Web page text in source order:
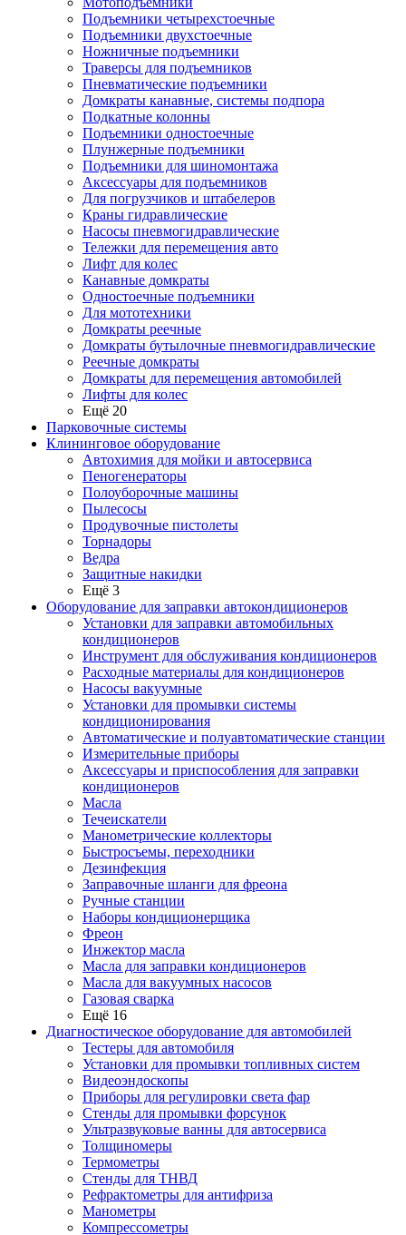
Подъемники четырехстоечные
Подъемники двухстоечные
Ножничные подъемники
Траверсы для подъемников
Пневматические подъемники
Домкраты канавные, системы подпора
Подкатные колонны
Подъемники одностоечные
Плунжерные подъемники
Подъемники для шиномонтажа
Аксессуары для подъемников
Для погрузчиков и штабелеров
Краны гидравлические
Насосы пневмогидравлические
Тележки для перемещения авто
Лифт для колес
Канавные домкраты
Одностоечные подъемники
Для мототехники
Домкраты реечные
Домкраты бутылочные пневмогидравлические
Реечные домкраты
Домкраты для перемещения автомобилей
Лифты для колес
Ещё 20
Парковочные системы
Клининговое оборудование
Автохимия для мойки и автосервиса
Пеногенераторы
Полоуборочные машины
Пылесосы
Продувочные пистолеты
Торнадоры
Ведра
Защитные накидки
Ещё 3
Оборудование для заправки автокондиционеров
Установки для заправки автомобильных
кондиционеров
Инструмент для обслуживания кондиционеров
Расходные материалы для кондиционеров
Насосы вакуумные
Установки для промывки системы
кондиционирования
Автоматические и полуавтоматические станции
Измерительные приборы
Аксессуары и приспособления для заправки
кондиционеров
Масла
Течеискатели
Манометрические коллекторы
Быстросъемы, переходники
Дезинфекция
Заправочные шланги для фреона
Ручные станции
Наборы кондиционерщика
Фреон
Инжектор масла
Масла для заправки кондиционеров
Масла для вакуумных насосов
Газовая сварка
Ещё 16
Диагностическое оборудование для автомобилей
Тестеры для автомобиля
Установки для промывки топливных систем
Видеоэндоскопы
Приборы для регулировки света фар
Стенды для промывки форсунок
Ультразвуковые ванны для автосервиса
Толщиномеры
Термометры
Стенды для ТНВД
Рефрактометры для антифриза
Манометры
Компрессометры